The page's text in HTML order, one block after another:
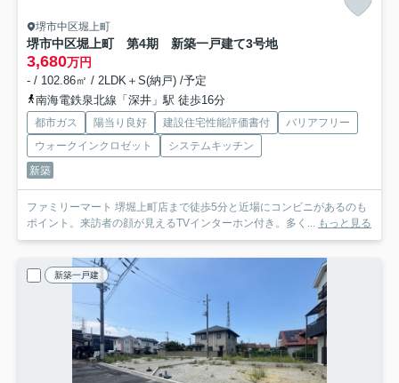
堺市中区堀上町
堺市中区堀上町 第4期 新築一戸建て3号地
3,680万円
- / 102.86㎡ / 2LDK＋S(納戸) /予定
南海電鉄泉北線「深井」駅 徒歩16分
都市ガス 陽当り良好 建設住宅性能評価書付
バリアフリー
ウォークインクロゼット
システムキッチン
新築
ファミリーマート 堺堀上町店まで徒歩5分と近場にコンビニがあるのも
ポイント。来訪者の顔が見えるTVインターホン付き。多く... もっと見る
新築一戸建